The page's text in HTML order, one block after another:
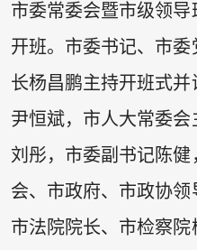
市委常委会暨市级领
开班。市委书记、市
长杨昌鹏主持开班式
尹恒斌，市人大常委
刘彤，市委副书记陈
会、市政府、市政协领
市法院院长、市检察